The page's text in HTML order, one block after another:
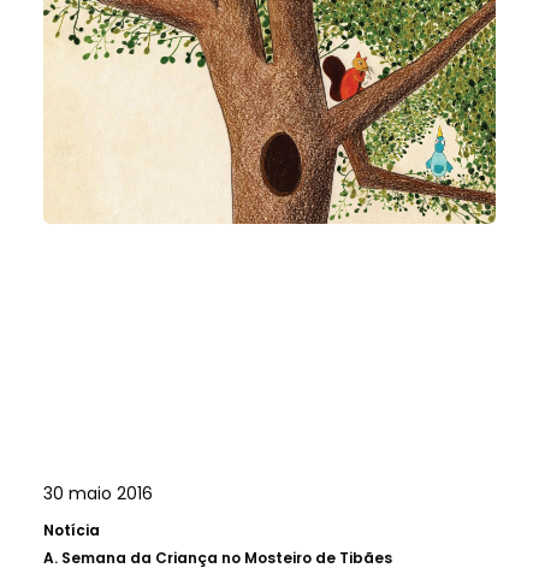
30 maio 2016
Notícia
A. Semana da Criança no Mosteiro de Tibães